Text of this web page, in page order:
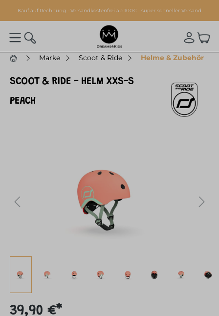
springen
Kauf auf Rechnung · Versandkostenfrei ab 100€ · super schneller Versand
Marke Scoot & Ride Helme & Zubehör
SCOOT & RIDE - HELM XXS-S
PEACH
39,90 €*